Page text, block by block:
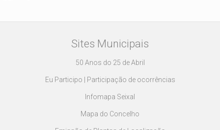
Sites Municipais
50 Anos do 25 de Abril
Eu Participo | Participação de ocorrências
Infomapa Seixal
Mapa do Concelho